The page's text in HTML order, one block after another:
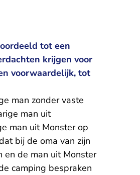
tot een
krijgen voor
voorwaardelijk, tot
man zonder vaste
man uit
man uit Monster op
bij de oma van zijn
de man uit Monster
camping bespraken